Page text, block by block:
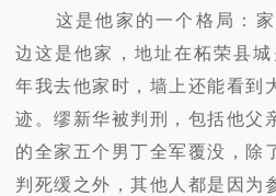
这是他家的一个格局：
边这是他家，地址在柘荣县
年我去他家时，墙上还能看到
迹。缪新华被判刑，包括他父
的全家五个男丁全军覆没，除
判死缓之外，其他人都是因为